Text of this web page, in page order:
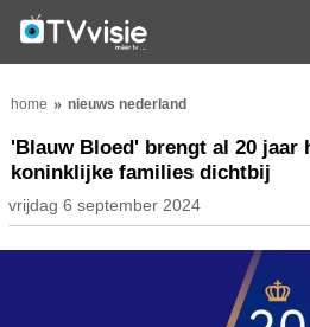
home nieuws nederland
'Blauw Bloed' brengt al 20 jaar
koninklijke families dichtbij
vrijdag 6 september 2024